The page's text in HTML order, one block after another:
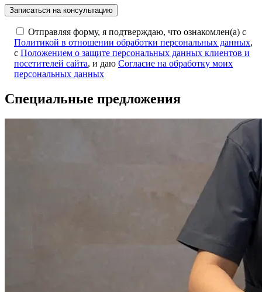
Отправляя форму, я подтверждаю, что ознакомлен(а) с
Политикой в отношении обработки персональных данных,
с Положением о защите персональных данных клиентов и
посетителей сайта, и даю Согласие на обработку моих
персональных данных
Специальные предложения